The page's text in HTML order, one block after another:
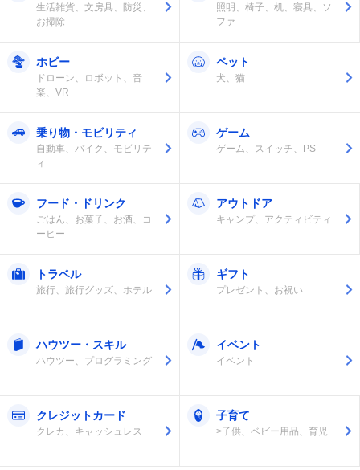
生活雑貨、文房具、防災、
お掃除
照明、椅子、机、寝具、ソ
ファ
ホビー
ドローン、ロボット、音
楽、VR
ペット
犬、猫
乗り物・モビリティ
自動車、バイク、モビリテ
ィ
ゲーム
ゲーム、スイッチ、PS
フード・ドリンク
ごはん、お菓子、お酒、コ
ーヒー
アウトドア
キャンプ、アクティビティ
トラベル
旅行、旅行グッズ、ホテル
ギフト
プレゼント、お祝い
ハウツー・スキル
ハウツー、プログラミング
イベント
イベント
クレジットカード
クレカ、キャッシュレス
子育て
>子供、ベビー用品、育児